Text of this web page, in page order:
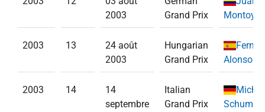
2003
Grand Prix
Montoya
2003 13
24 août
2003
Hungarian
Grand Prix
Alonso
2003 14
14
septembre
Italian
Grand Prix